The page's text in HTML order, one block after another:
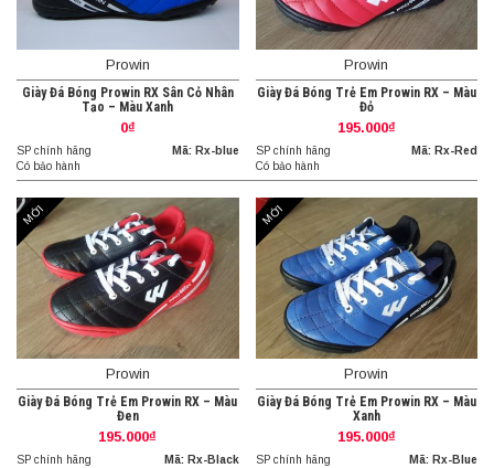
Prowin
Giày Đá Bóng Prowin RX Sân Cỏ Nhân
Tạo – Màu Xanh
0₫
SP chính hãng
Có bảo hành
Mã: Rx-blue
Prowin
Giày Đá Bóng Trẻ Em Prowin RX – Màu
Đỏ
195.000₫
SP chính hãng
Có bảo hành
Mã: Rx-Red
MỚI
Prowin
Giày Đá Bóng Trẻ Em Prowin RX – Màu
Đen
195.000₫
SP chính hãng
Mã: Rx-Black
MỚI
Prowin
Giày Đá Bóng Trẻ Em Prowin RX – Màu
Xanh
195.000₫
SP chính hãng
Mã: Rx-Blue